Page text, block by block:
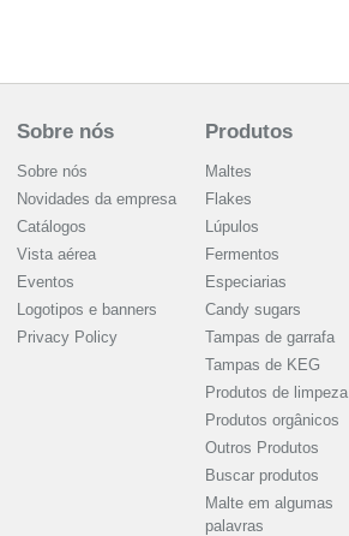
Sobre nós
Sobre nós
Novidades da empresa
Catálogos
Vista aérea
Eventos
Logotipos e banners
Privacy Policy
Produtos
Maltes
Flakes
Lúpulos
Fermentos
Especiarias
Candy sugars
Tampas de garrafa
Tampas de KEG
Produtos de limpeza
Produtos orgânicos
Outros Produtos
Buscar produtos
Malte em algumas
palavras